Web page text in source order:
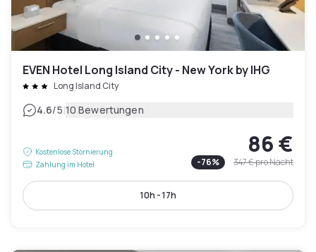
EVEN Hotel Long Island City - New York by IHG
Long Island City
4.6/5|10 Bewertungen
Kostenlose Stornierung
Zahlung im Hotel
86 €
-76% 347 €pro Nacht
10h - 17h